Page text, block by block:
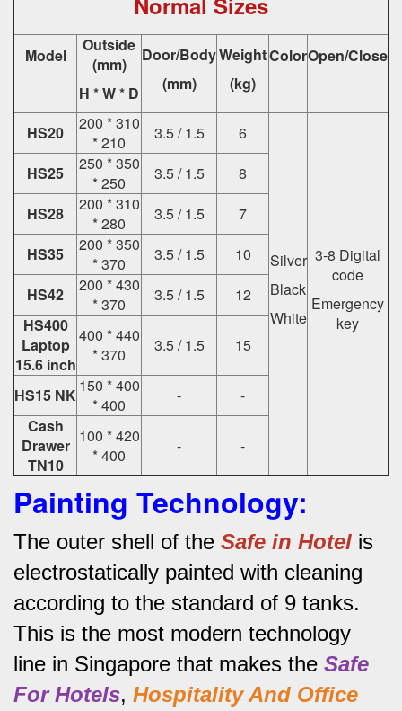
Model
Outside
(mm)
H * W * D
Door/Body
(mm)
Weight
(kg)
ColorOpen/Close
HS20
200 * 310
* 210
3.5 / 1.5 6
Silver
Black
White
3-8 Digital
code
Emergency
key
HS25
250 * 350
* 250
3.5 / 1.5
8
HS28
200 * 310
* 280
3.5 / 1.5
7
HS35
200 * 350
* 370
3.5 / 1.5
10
HS42
200 * 430
* 370
3.5 / 1.5
12
HS400
Laptop
15.6 inch
400 * 440
* 370
3.5 / 1.5 15
HS15 NK 150 * 400
* 400
-
-
Cash
Drawer
TN10
100 * 420
* 400
- -
Painting Technology:
The outer shell of the Safe in Hotel is
electrostatically painted with cleaning
according to the standard of 9 tanks.
This is the most modern technology
line in Singapore that makes the Safe
For Hotels, Hospitality And Office